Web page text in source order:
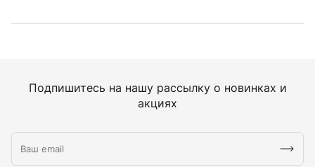
Подпишитесь на нашу рассылку о новинках и
акциях